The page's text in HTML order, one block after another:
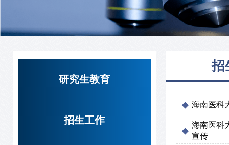
研究生教育
招生工作
招
海南医科
海南医科
宣传